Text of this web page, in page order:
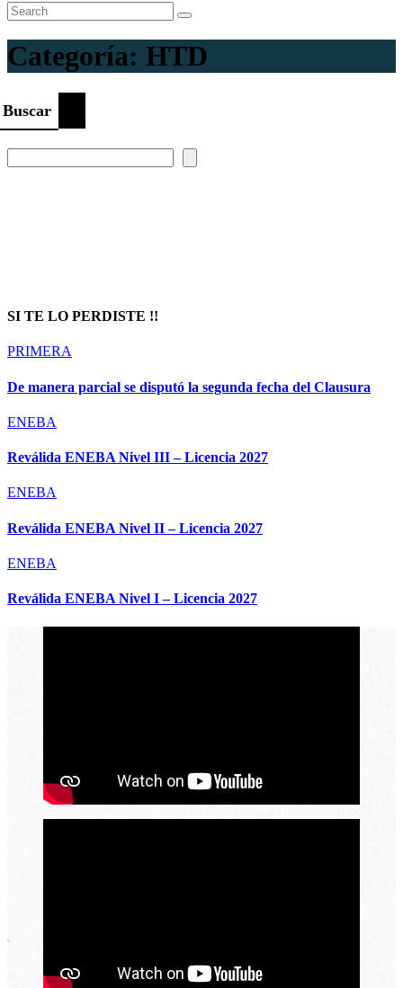
Categoría: HTD
Buscar
SI TE LO PERDISTE !!
PRIMERA
De manera parcial se disputó la segunda fecha del Clausura
ENEBA
Reválida ENEBA Nivel III – Licencia 2027
ENEBA
Reválida ENEBA Nivel II – Licencia 2027
ENEBA
Reválida ENEBA Nivel I – Licencia 2027